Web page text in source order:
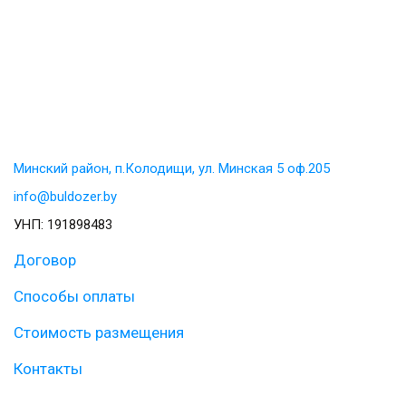
Минский район, п.Колодищи, ул. Минская 5 оф.205
info@buldozer.by
УНП: 191898483
Договор
Способы оплаты
Стоимость размещения
Контакты